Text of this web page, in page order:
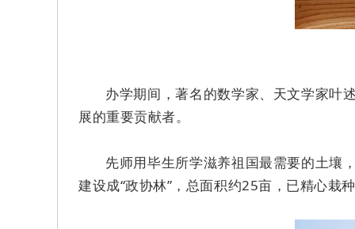
办学期间，著名的数学家、天文学家叶
展的重要贡献者。
先师用毕生所学滋养祖国最需要的土壤
建设成“政协林”，总面积约25亩，已精心栽